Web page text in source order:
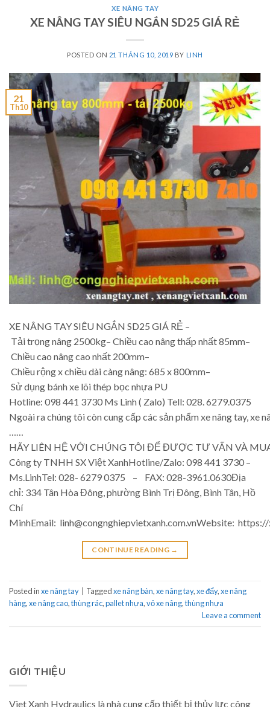
XE NÂNG TAY
XE NÂNG TAY SIÊU NGẮN SD25 GIÁ RẺ
POSTED ON 21 THÁNG 10, 2019 BY LINH
21
Th10
XE NÂNG TAY SIÊU NGẮN SD25 GIÁ RẺ –
Tải trọng nâng 2500kg– Chiều cao nâng thấp nhất 85mm–
Chiều cao nâng cao nhất 200mm–
Chiều rộng x chiều dài càng nâng: 685 x 800mm–
Sử dụng bánh xe lõi thép bọc nhựa PU
Hotline: 098 441 3730 Ms Linh ( Zalo) Tell: 028. 6279.0375
Ngoài ra chúng tôi còn cung cấp các sản phẩm xe nâng tay, xe
HÃY LIÊN HỆ VỚI CHÚNG TÔI ĐỂ ĐƯỢC TƯ VẤN VÀ
Công ty TNHH SX Việt XanhHotline/Zalo: 098 441 3730 –
Ms.LinhTel: 028- 6279 0375 – FAX: 028-3961.0630Địa
chỉ: 334 Tân Hòa Đông, phường Bình Trị Đông, Bình Tân, Hồ
Chí
MinhEmail: linh@congnghiepvietxanh.com.vnWebsite:
CONTINUE READING →
Posted inxe nâng tay Taggedxe nâng bàn,xe nâng tay,xe đẩy,xe nâng
hàng,xe nâng cao,thùng rác,pallet nhựa,vỏ xe nâng,thùng nhựa
Leave a comment
GIỚI THIỆU
Viet Xanh Hydraulics là nhà cung cấp thiết bị thủy lực công